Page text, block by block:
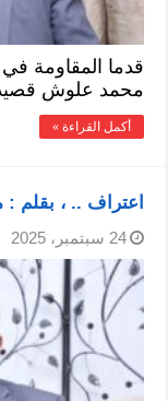
قدما المقاومة
محمد علوش
أكمل القراءة »
اعتراف .. ،
24 سبتمبر، 2025